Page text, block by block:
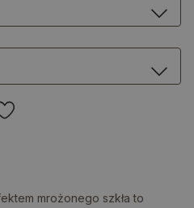
mrożonego szkła to